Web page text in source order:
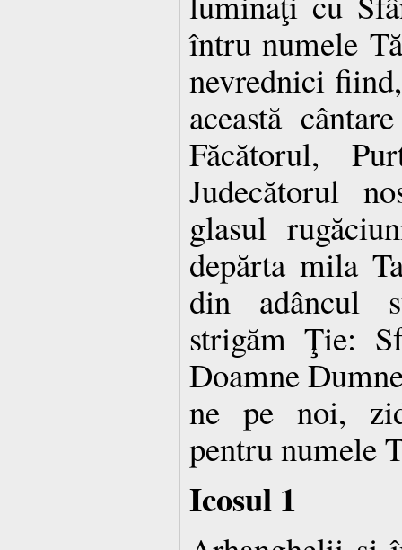
întru numele
nevrednici
această
Făcătorul,
Judecătorul
glasul
depărta mila
din adâncul
strigăm Ţie:
Doamne
ne pe noi,
pentru numele
Icosul 1